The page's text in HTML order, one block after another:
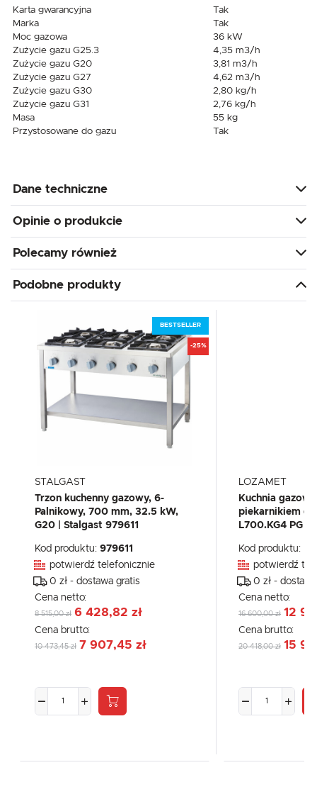
Karta gwarancyjna
Tak
Marka
Tak
Moc gazowa
36 kW
Zużycie gazu G25.3
4,35 m3/h
Zużycie gazu G20
3,81 m3/h
Zużycie gazu G27
4,62 m3/h
Zużycie gazu G30
2,80 kg/h
Zużycie gazu G31
2,76 kg/h
Masa
55 kg
Przystosowane do gazu
Tak
Dane techniczne
Opinie o produkcie
Polecamy również
Podobne produkty
BESTSELLER
-25%
STALGAST
Trzon kuchenny gazowy, 6-
Palnikowy, 700 mm, 32.5 kW,
G20 | Stalgast 979611
Kod produktu: 979611
potwierdź telefonicznie
0 zł - dostawa gratis
Cena netto:
8 515,00 zł 6 428,82 zł
Cena brutto:
10 473,45 zł 7 907,45 zł
LOZAMET
Kuchnia
piekarnikiem
L700.KG4 PG
Kod produktu:
potwierdź
0 zł -
Cena netto:
16 600,00 zł 12
Cena brutto:
20 418,00 zł 15